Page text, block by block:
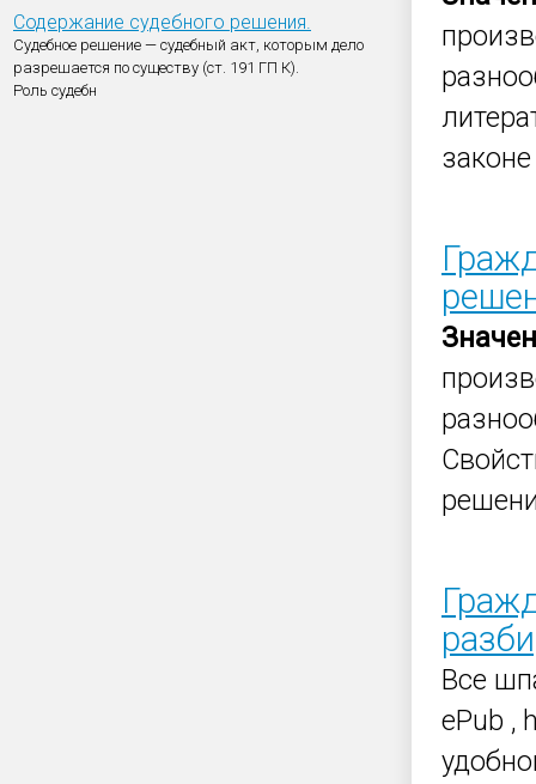
Содержание судебного решения.
Судебное решение — судебный акт, которым дело
разрешается по существу (ст. 191 ГП К).
Роль судебн
Все
ePub ,